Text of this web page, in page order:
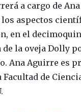
a cargo de
los aspectos
en el
de la oveja Dolly
Ana Aguirre es
Facultad de